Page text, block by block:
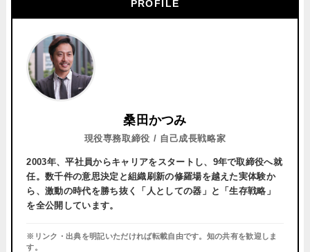
PROFILE
桑田かつみ
現役専務取締役 / 自己成長戦略家
2003年、平社員からキャリアをスタートし、 9年で取締役へ就
任。数千件の意思決定と組織刷新の修羅場を越えた実体験か
ら、激動の時代を勝ち抜く「人としての器」と「生存戦略」
を全公開しています。
※リンク・出典を明記いただければ転載自由です。知の共有を歓迎しま
す。